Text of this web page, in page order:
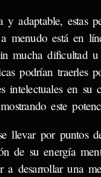
adaptable, estas
menudo está en
mucha dificultad
podrían
intelectuales en
este
llevar por puntos
de su energía
a desarrollar una